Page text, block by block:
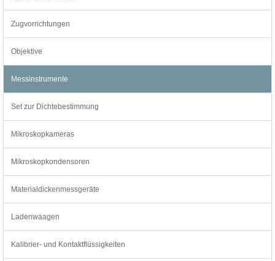
Zugvorrichtungen
Objektive
Messinstrumente
Set zur Dichtebestimmung
Mikroskopkameras
Mikroskopkondensoren
Materialdickenmessgeräte
Ladenwaagen
Kalibrier- und Kontaktflüssigkeiten